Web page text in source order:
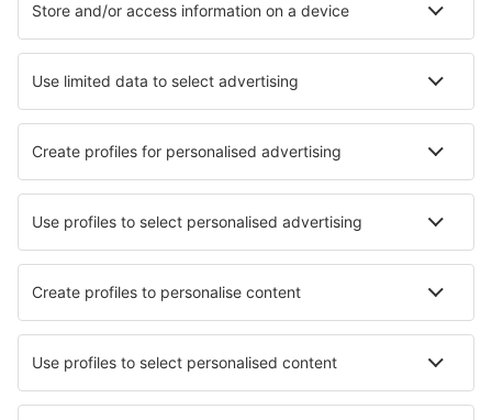
Hotels in Kissimmee Hotels in Estes Park
Hotels in Sunriver Hotels in Lely Resort
Die besten Hotels - Städte
Hotels in Oberlichtenau Hotels in Schönbeck
Hotels in Campbellton Hotels in Hentiesbaai
Hotels in Janeiro de Cima Hotels in Saint-Côme-de-Fresné